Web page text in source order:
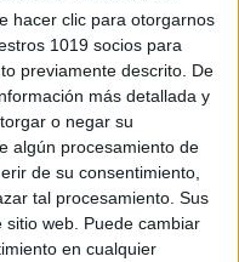
hacer clic para otorgarnos
1019 socios para
previamente descrito. De
más detallada y
o negar su
algún procesamiento de
de su consentimiento,
tal procesamiento. Sus
web. Puede cambiar
en cualquier